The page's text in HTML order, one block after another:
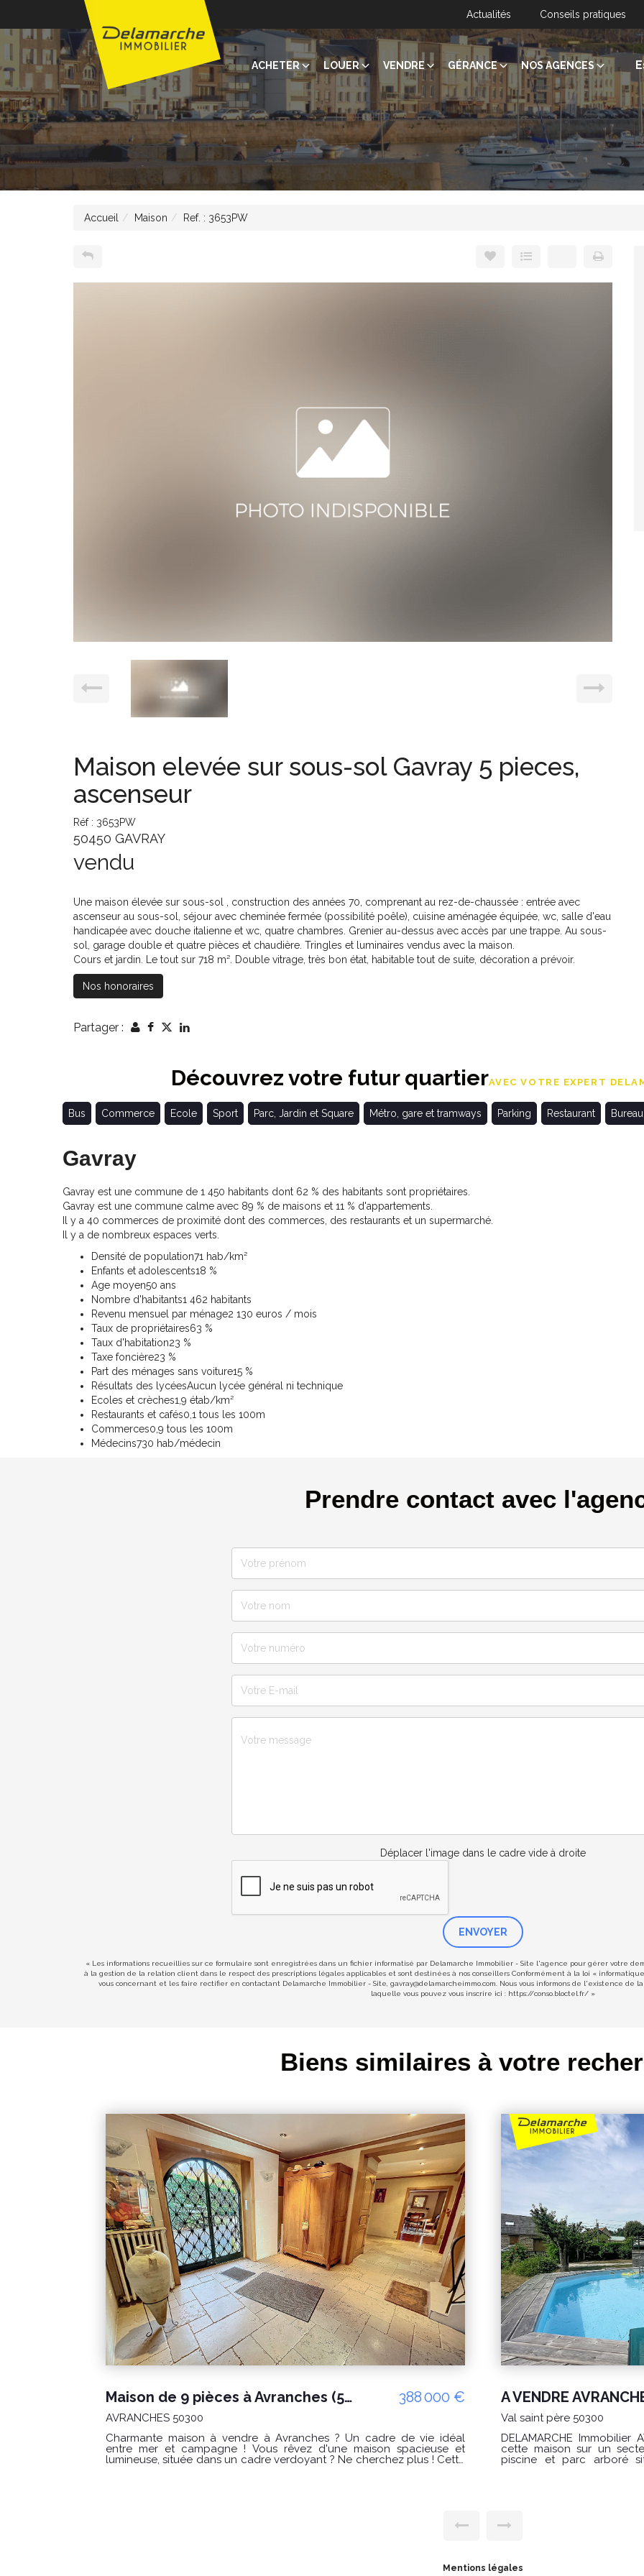
Actualités Conseils pratiques
ACHETER LOUER VENDRE GÉRANCE NOS AGENCES
Accueil Maison Ref. : 3653PW
Maison elevée sur sous-sol Gavray 5 pieces,
ascenseur
Réf : 3653PW
50450 GAVRAY
vendu
Une maison élevée sur sous-sol , construction des années 70, comprenant au rez-de-chaussée : entrée avec
ascenseur au sous-sol, séjour avec cheminée fermée (possibilité poêle), cuisine aménagée équipée, wc, salle d'eau
handicapée avec douche italienne et wc, quatre chambres. Grenier au-dessus avec accès par une trappe. Au sous-
sol, garage double et quatre pièces et chaudière. Tringles et luminaires vendus avec la maison.
Cours et jardin. Le tout sur 718 m². Double vitrage, très bon état, habitable tout de suite, décoration a prévoir.
Nos honoraires
Partager :
Découvrez votre futur quartierAVEC VOTRE EXPERT
Bus Commerce Ecole Sport Parc, Jardin et Square Métro, gare et tramways Parking Restaurant
Gavray
Gavray est une commune de 1 450 habitants dont 62 % des habitants sont propriétaires.
Gavray est une commune calme avec 89 % de maisons et 11 % d'appartements.
Il y a 40 commerces de proximité dont des commerces, des restaurants et un supermarché.
Il y a de nombreux espaces verts.
Densité de population71 hab/km²
Enfants et adolescents18 %
Age moyen50 ans
Nombre d'habitants1 462 habitants
Revenu mensuel par ménage2 130 euros / mois
Taux de propriétaires63 %
Taux d'habitation23 %
Taxe foncière23 %
Part des ménages sans voiture15 %
Résultats des lycéesAucun lycée général ni technique
Ecoles et crèches1,9 étab/km²
Restaurants et cafés0,1 tous les 100m
Commerces0,9 tous les 100m
Médecins730 hab/médecin
Prendre contact avec
Déplacer l'image dans le cadre vide à droite
ENVOYER
« Les informations recueillies sur ce formulaire sont enregistrées dans un fichier informatisé par Delamarche Immobilier - Site l'agence pour gérer votre
à la gestion de la relation client dans le respect des prescriptions légales applicables et sont destinées à nos conseillers Conformément à la loi «
vous concernant et les faire rectifier en contactant Delamarche Immobilier - Site, gavray@delamarcheimmo.com. Nous vous informons de l'existence de
laquelle vous pouvez vous inscrire ici : https://conso.bloctel.fr/ »
Biens similaires à votre
A VENDRE AVRANCHES Maison avec Piscine au Val Saint Pere, 6 pièces et terrain de 2000 m² proche A84 entre Rennes et Caen 295 000 €
Val saint père 50300
DELAMARCHE Immobilier AVRANCHES vous présente en exclusivité
cette maison sur un secteur récherché, récemment rénovée avec
piscine et parc arboré située dans un environnement calme et
AVRANCHES 50300
DELAMARCHE
EXCLUSIVITE cette jolie
verdoyant , très calme et
dessus ou meme une chmabre a coucher.
jardin Pelousé . Une cour gravillonée . Le tout propre et cloturé.
Mentions légales